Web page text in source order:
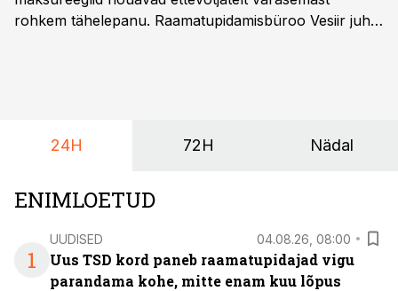
rohkem tähelepanu. Raamatupidamisbüroo Vesiir juht
24H 72H Nädal
ENIMLOETUD
1
UUDISED 04.08.26, 08:00
Uus TSD kord paneb raamatupidajad vigu
parandama kohe, mitte enam kuu lõpus